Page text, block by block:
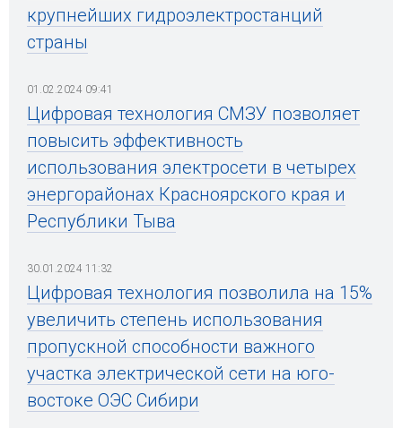
крупнейших гидроэлектростанций
страны
01.02.2024 09:41
Цифровая технология СМЗУ позволяет
повысить эффективность
использования электросети в четырех
энергорайонах Красноярского края и
Республики Тыва
30.01.2024 11:32
Цифровая технология позволила на 15%
увеличить степень использования
пропускной способности важного
участка электрической сети на юго-
востоке ОЭС Сибири